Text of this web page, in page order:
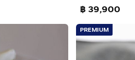
฿ 39,900
PREMIUM